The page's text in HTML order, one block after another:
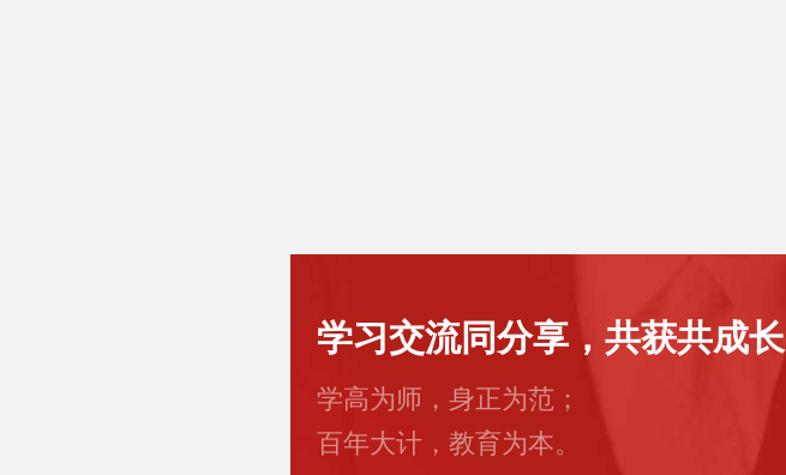
学习交流同分享，共获共成长
学高为师，身正为范；
百年大计，教育为本。